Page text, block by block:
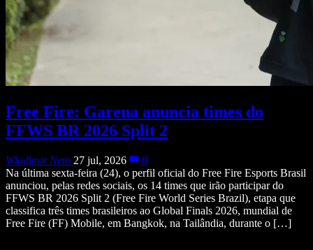
Free Fire: Garena anuncia times do
FFWS BR 2026 Split 2
Wladimir Neto 27 jul, 2026
0
Na última sexta-feira (24), o perfil oficial do Free Fire Esports Brasil
anunciou, pelas redes sociais, os 14 times que irão participar do
FFWS BR 2026 Split 2 (Free Fire World Series Brazil), etapa que
classifica três times brasileiros ao Global Finals 2026, mundial de
Free Fire (FF) Mobile, em Bangkok, na Tailândia, durante o […]